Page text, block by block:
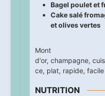
Bagel poulet et
Cake salé
et olives vertes
Mont
d'or, champagne,
ce, plat, rapide, facile
NUTRITION